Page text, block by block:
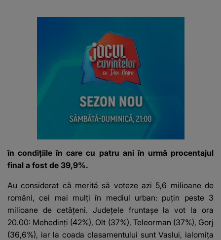
în condițiile în care cu patru ani în urmă procentajul
final a fost de 39,9%.
Au considerat că merită să voteze azi 5,6 milioane de
români, cei mai mulți în mediul urban: puțin peste 3
milioane de cetățeni. Județele fruntașe la vot la ora
20.00: Mehedinți (42%), Olt (37%), Teleorman (37%), Gorj
(36,6%), iar la coada clasamentului sunt Vaslui, ialomița